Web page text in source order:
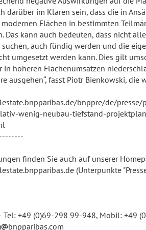
darüber im Klaren sein, dass die in
modernen Flächen in bestimmten
Das kann auch bedeuten, dass nicht
auch fündig werden und die
umgesetzt werden kann. Dies gilt
in höheren Flächenumsätzen
ausgehen“, fasst Piotr Bienkowski, die
bnppre/de/
wenig-neubau-tiefstand-
finden Sie auch auf unserer
(Unterpunkte
Tel: +49 (0)69-298 99-948, Mobil: +49
bnpparibas.com